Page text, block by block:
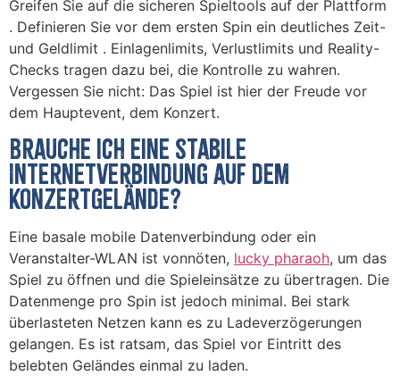
Greifen Sie auf die sicheren Spieltools auf der Plattform
. Definieren Sie vor dem ersten Spin ein deutliches Zeit-
und Geldlimit . Einlagenlimits, Verlustlimits und Reality-
Checks tragen dazu bei, die Kontrolle zu wahren.
Vergessen Sie nicht: Das Spiel ist hier der Freude vor
dem Hauptevent, dem Konzert.
Brauche ich eine stabile
Internetverbindung auf dem
Konzertgelände?
Eine basale mobile Datenverbindung oder ein
Veranstalter-WLAN ist vonnöten, lucky pharaoh, um das
Spiel zu öffnen und die Spieleinsätze zu übertragen. Die
Datenmenge pro Spin ist jedoch minimal. Bei stark
überlasteten Netzen kann es zu Ladeverzögerungen
gelangen. Es ist ratsam, das Spiel vor Eintritt des
belebten Geländes einmal zu laden.